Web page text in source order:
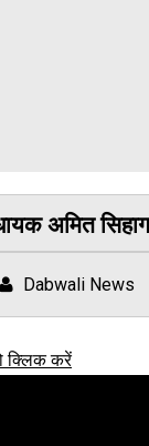
अमित
Dabwali News
क्लिक करें